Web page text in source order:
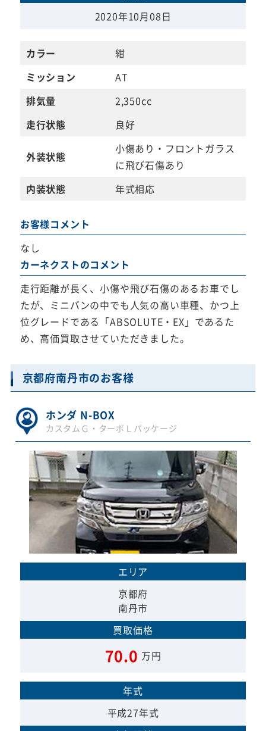
2020年10月08日
カラー
紺
ミッション
AT
排気量
2,350cc
走行状態
良好
外装状態
小傷あり・フロントガラス
に飛び石傷あり
内装状態
年式相応
お客様コメント
なし
カーネクストのコメント
走行距離が長く、小傷や飛び石傷のあるお車でし
たが、ミニバンの中でも人気の高い車種、かつ上
位グレードである「ABSOLUTE・EX」であるた
め、高価買取させていただきました。
京都府南丹市のお客様
ホンダ N-BOX
カスタムＧ・ターボＬパッケージ
エリア
京都府
南丹市
買取価格
70.0 万円
年式
平成27年式